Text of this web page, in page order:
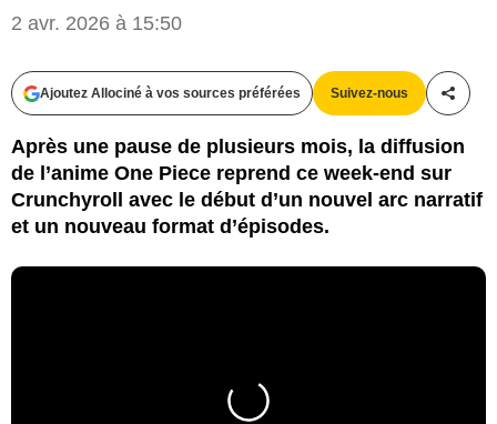
2 avr. 2026 à 15:50
Ajoutez Allociné à vos sources préférées Suivez-nous
Après une pause de plusieurs mois, la diffusion
de l’anime One Piece reprend ce week-end sur
Crunchyroll avec le début d’un nouvel arc narratif
et un nouveau format d’épisodes.